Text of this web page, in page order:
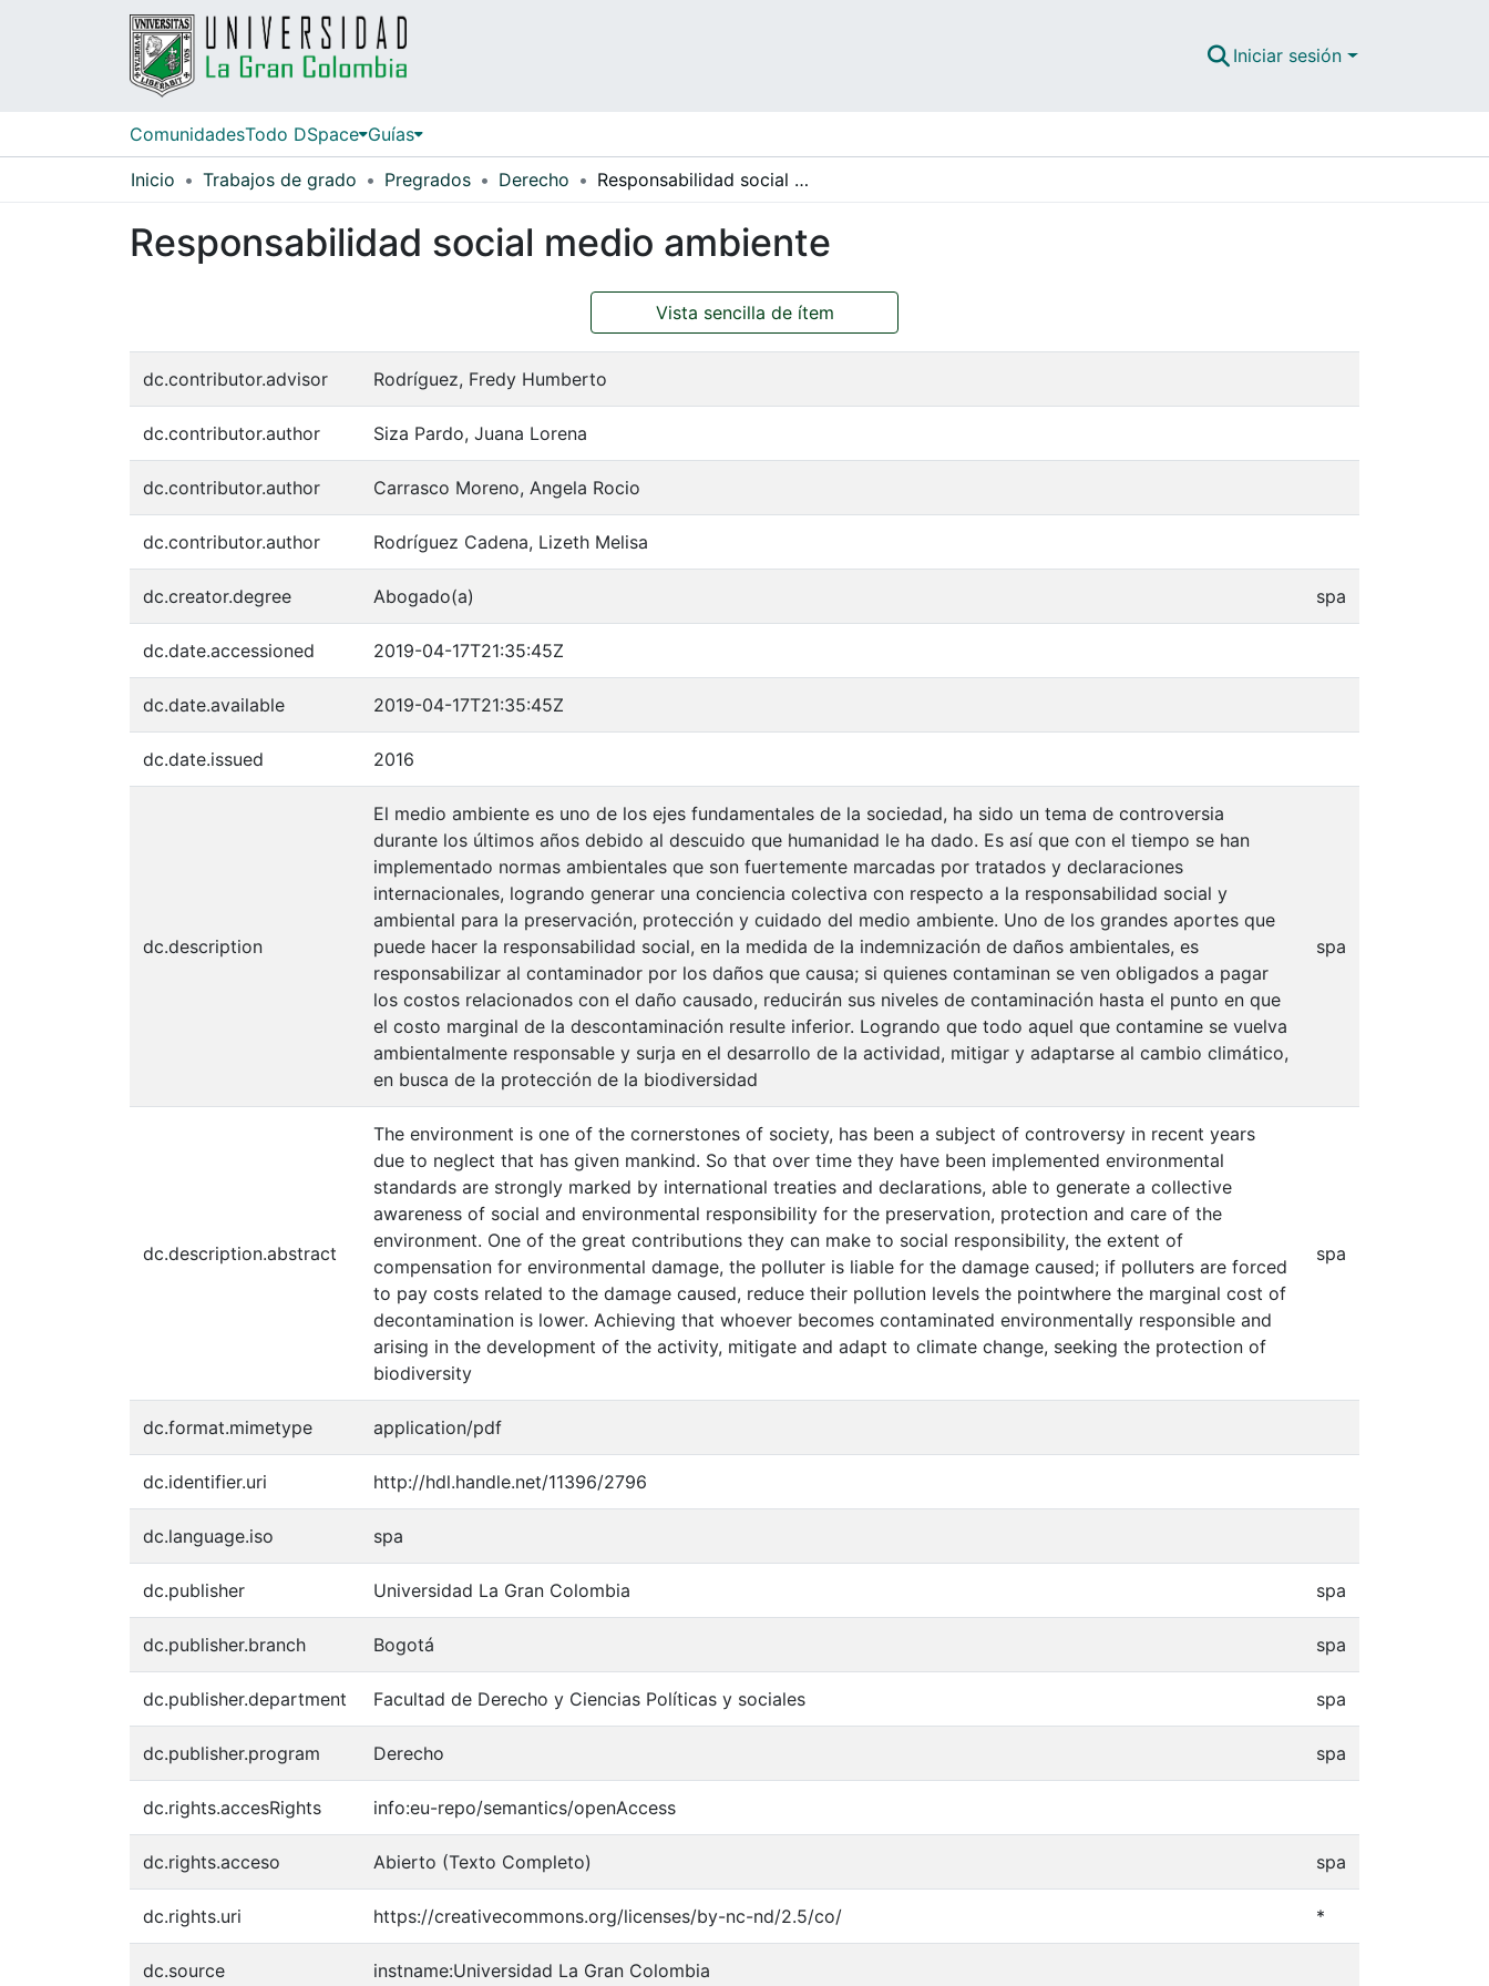
Iniciar sesión
ComunidadesTodo DSpace Guías
Inicio Trabajos de grado Pregrados Derecho Responsabilidad social medio ambiente
Responsabilidad social medio ambiente
Vista sencilla de ítem
dc.contributor.advisor Rodríguez, Fredy Humberto
dc.contributor.author Siza Pardo, Juana Lorena
dc.contributor.author Carrasco Moreno, Angela Rocio
dc.contributor.author Rodríguez Cadena, Lizeth Melisa
dc.creator.degree Abogado(a) spa
dc.date.accessioned 2019-04-17T21:35:45Z
dc.date.available 2019-04-17T21:35:45Z
dc.date.issued 2016
dc.description
El medio ambiente es uno de los ejes fundamentales de la sociedad, ha sido un tema de controversia
durante los últimos años debido al descuido que humanidad le ha dado. Es así que con el tiempo se han
implementado normas ambientales que son fuertemente marcadas por tratados y declaraciones
internacionales, logrando generar una conciencia colectiva con respecto a la responsabilidad social y
ambiental para la preservación, protección y cuidado del medio ambiente. Uno de los grandes aportes que
puede hacer la responsabilidad social, en la medida de la indemnización de daños ambientales, es
responsabilizar al contaminador por los daños que causa; si quienes contaminan se ven obligados a pagar
los costos relacionados con el daño causado, reducirán sus niveles de contaminación hasta el punto en que
el costo marginal de la descontaminación resulte inferior. Logrando que todo aquel que contamine se vuelva
ambientalmente responsable y surja en el desarrollo de la actividad, mitigar y adaptarse al cambio climático,
en busca de la protección de la biodiversidad
spa
dc.description.abstract
The environment is one of the cornerstones of society, has been a subject of controversy in recent years
due to neglect that has given mankind. So that over time they have been implemented environmental
standards are strongly marked by international treaties and declarations, able to generate a collective
awareness of social and environmental responsibility for the preservation, protection and care of the
environment. One of the great contributions they can make to social responsibility, the extent of
compensation for environmental damage, the polluter is liable for the damage caused; if polluters are forced
to pay costs related to the damage caused, reduce their pollution levels the pointwhere the marginal cost of
decontamination is lower. Achieving that whoever becomes contaminated environmentally responsible and
arising in the development of the activity, mitigate and adapt to climate change, seeking the protection of
biodiversity
spa
dc.format.mimetype application/pdf
dc.identifier.uri http://hdl.handle.net/11396/2796
dc.language.iso spa
dc.publisher Universidad La Gran Colombia spa
dc.publisher.branch Bogotá spa
dc.publisher.department Facultad de Derecho y Ciencias Políticas y sociales spa
dc.publisher.program Derecho spa
dc.rights.accesRights info:eu-repo/semantics/openAccess
dc.rights.acceso Abierto (Texto Completo) spa
dc.rights.uri https://creativecommons.org/licenses/by-nc-nd/2.5/co/ *
dc.source instname:Universidad La Gran Colombia